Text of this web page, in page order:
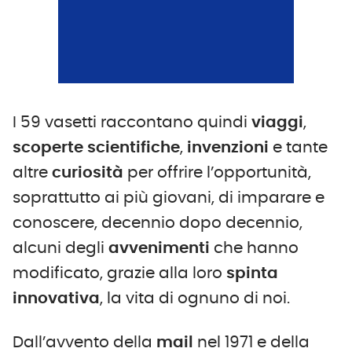
I 59 vasetti raccontano quindi viaggi,
scoperte scientifiche, invenzioni e tante
altre curiosità per offrire l’opportunità,
soprattutto ai più giovani, di imparare e
conoscere, decennio dopo decennio,
alcuni degli avvenimenti che hanno
modificato, grazie alla loro spinta
innovativa, la vita di ognuno di noi.
Dall’avvento della mail nel 1971 e della